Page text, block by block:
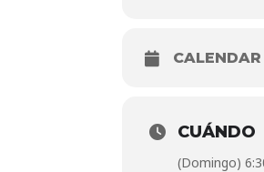
CALENDAR
CUÁNDO
(Domingo)